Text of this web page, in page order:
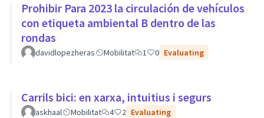
Prohibir Para 2023 la circulación de vehículos
con etiqueta ambiental B dentro de las
rondas
davidlopezheras Mobilitat 1 0 Evaluating
Carrils bici: en xarxa, intuitius i segurs
askhaal Mobilitat 4 2 Evaluating